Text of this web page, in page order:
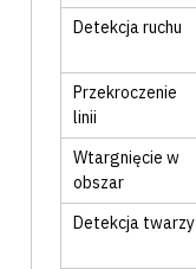
Detekcja ruchu
Przekroczenie
linii
Wtargnięcie w
obszar
Detekcja twarzy